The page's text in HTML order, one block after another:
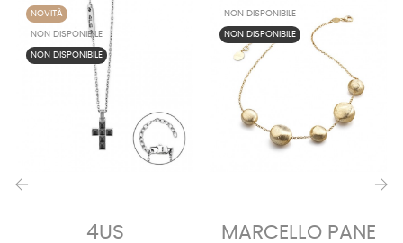
NOVITÀ
NON DISPONIBILE
NON DISPONIBILE
4US
NON DISPONIBILE
NON DISPONIBILE
MARCELLO PANE